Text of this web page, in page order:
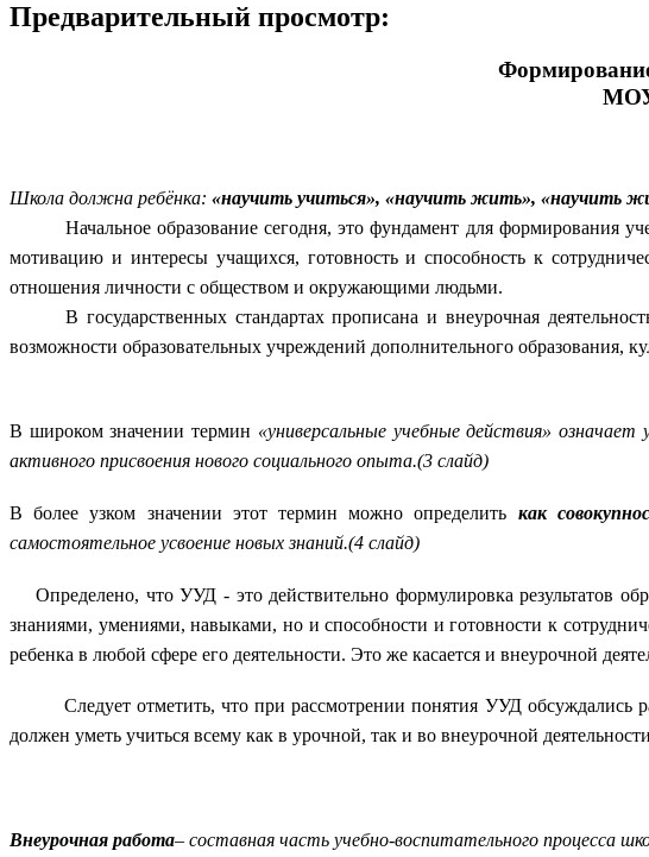
Предварительный просмотр:
Школа должна ребёнка: «научить учиться», «научить жить», «научить
Начальное образование сегодня, это фундамент для формирования
мотивацию и интересы учащихся, готовность и способность к
отношения личности с обществом и окружающими людьми.
В государственных стандартах прописана и внеурочная
возможности образовательных учреждений дополнительного образования,
В широком значении термин «универсальные учебные действия»
активного присвоения нового социального опыта.(3 слайд)
В более узком значении этот термин можно определить как
самостоятельное усвоение новых знаний.(4 слайд)
Определено, что УУД - это действительно формулировка результатов
знаниями, умениями, навыками, но и способности и готовности к
ребенка в любой сфере его деятельности. Это же касается и внеурочной
Следует отметить, что при рассмотрении понятия УУД обсуждались
должен уметь учиться всему как в урочной, так и во внеурочной
Внеурочная работа– составная часть учебно-воспитательного процесса